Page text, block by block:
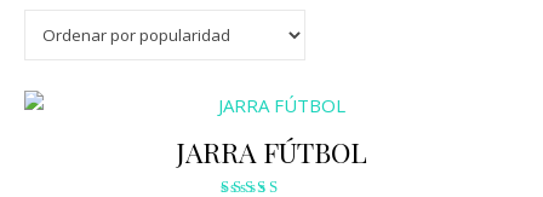
JARRA FÚTBOL